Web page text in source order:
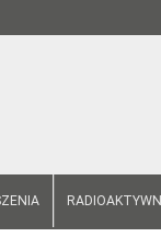
RADIOAKTYWNI